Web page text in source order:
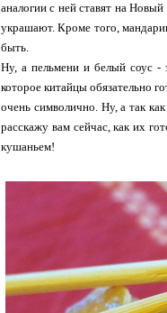
аналогии с ней ставят на
украшают. Кроме того,
быть.
Ну, а пельмени и белый соус -
которое китайцы обязательно
очень символично. Ну, а так
расскажу вам сейчас, как их
кушаньем!